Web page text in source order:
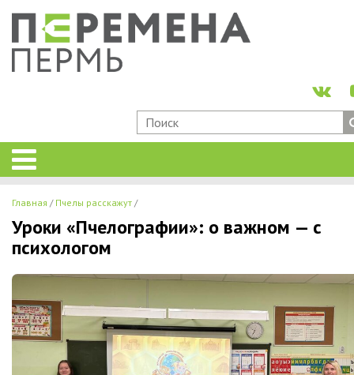
Главная Пчелы расскажут
Уроки «Пчелографии»: о важном — с
психологом